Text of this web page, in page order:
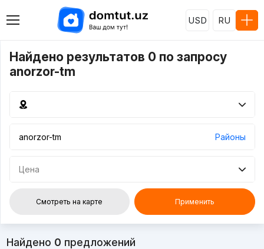
USD RU
Найдено результатов 0 по запросу
anorzor-tm
Районы
Цена
Смотреть на карте Применить
Найдено 0 предложений